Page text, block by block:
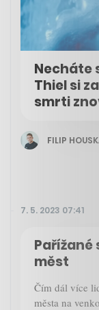
Necháte
Thiel si
smrti
FILIP
7. 5. 2023 07:41
Pařížané
měst
Čím dál více
města na